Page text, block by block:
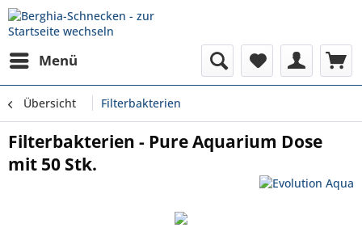
Menü
Übersicht Filterbakterien
Filterbakterien - Pure Aquarium Dose
mit 50 Stk.